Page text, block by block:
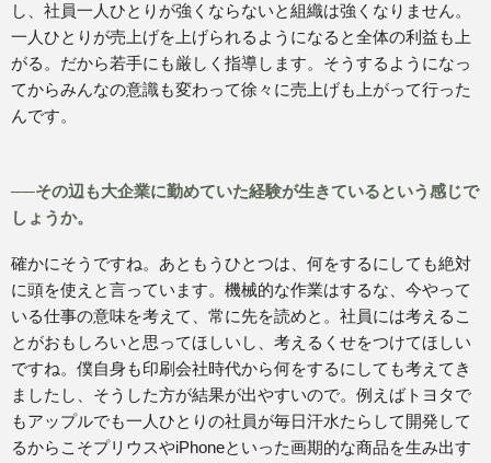
し、社員一人ひとりが強くならないと組織は強くなりません。
一人ひとりが売上げを上げられるようになると全体の利益も上
がる。だから若手にも厳しく指導します。そうするようになっ
てからみんなの意識も変わって徐々に売上げも上がって行った
んです。
──その辺も大企業に勤めていた経験が生きているという感じで
しょうか。
確かにそうですね。あともうひとつは、何をするにしても絶対
に頭を使えと言っています。機械的な作業はするな、今やって
いる仕事の意味を考えて、常に先を読めと。社員には考えるこ
とがおもしろいと思ってほしいし、考えるくせをつけてほしい
ですね。僕自身も印刷会社時代から何をするにしても考えてき
ましたし、そうした方が結果が出やすいので。例えばトヨタで
もアップルでも一人ひとりの社員が毎日汗水たらして開発して
るからこそプリウスやiPhoneといった画期的な商品を生み出す